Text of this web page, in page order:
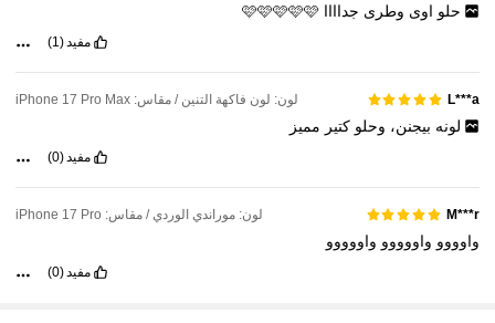
حلو اوى وطرى جداااا 🩷🩷🩷🩷🩷
مفيد (1)
L***a لون: لون فاكهة التنين / مقاس: iPhone 17 Pro Max
لونه بيجنن، وحلو كتير مميز
مفيد(0)
M***r لون: موراندي الوردي / مقاس: iPhone 17 Pro
واوووو واووووو واووووو
مفيد(0)